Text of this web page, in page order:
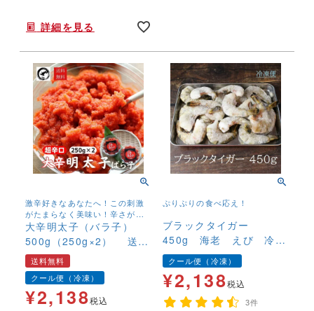
詳細を見る
激辛好きなあなたへ！この刺激
がたまらなく美味い！辛さが強
いので辛味の苦手な方は、十分
にご注意下さい！
大辛明太子（バラ子）
500g（250g×2） 送料
無料 激辛 めんたいこ
辛子明太子 ばらこ お
取り寄せ 辛党 訳あり
送料無料
クール便（冷凍）
¥2,138税込
ぷりぷりの食べ応え！
ブラックタイガー
450g 海老 えび 冷
凍 ＢＢＱ ガンガン焼
き エビフライ キャン
プ飯
クール便（冷凍）
¥2,138税込
3件